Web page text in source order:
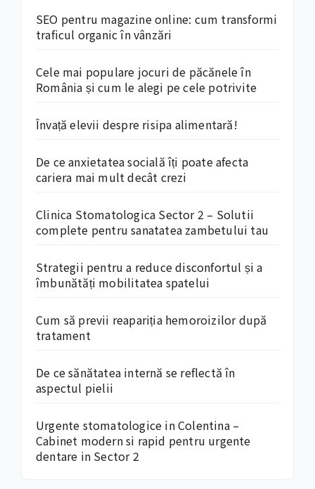
SEO pentru magazine online: cum transformi
traficul organic în vânzări
Cele mai populare jocuri de păcănele în
România și cum le alegi pe cele potrivite
Învață elevii despre risipa alimentară!
De ce anxietatea socială îți poate afecta
cariera mai mult decât crezi
Clinica Stomatologica Sector 2 – Solutii
complete pentru sanatatea zambetului tau
Strategii pentru a reduce disconfortul și a
îmbunătăți mobilitatea spatelui
Cum să previi reapariția hemoroizilor după
tratament
De ce sănătatea internă se reflectă în
aspectul pielii
Urgente stomatologice in Colentina –
Cabinet modern si rapid pentru urgente
dentare in Sector 2